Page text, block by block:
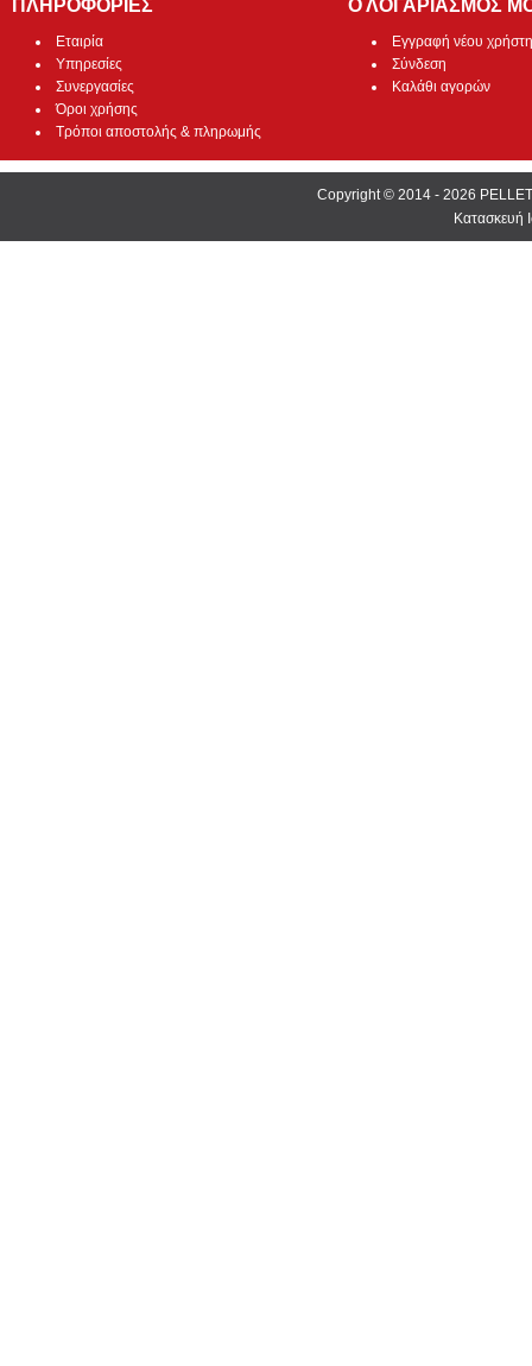
ΠΛΗΡΟΦΟΡΙΕΣ
Εταιρία
Υπηρεσίες
Συνεργασίες
Όροι χρήσης
Τρόποι αποστολής & πληρωμής
Ο ΛΟΓΑΡΙΑΣΜΟΣ
Εγγραφή νέου χρήστη
Σύνδεση
Καλάθι αγορών
Copyright © 2014 - 2026
Κατασκευή